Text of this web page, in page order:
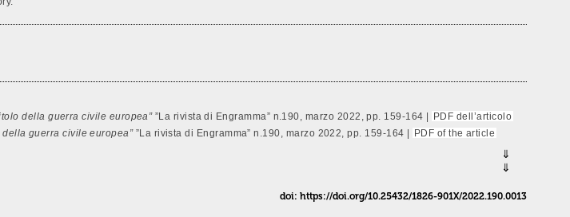
della guerra civile europea” ”La rivista di Engramma” n.190, marzo 2022, pp. 159-164 |
PDF dell’articolo
guerra civile europea” ”La rivista di Engramma” n.190, marzo 2022, pp. 159-164 | PDF of the article
doi: https://doi.org/10.25432/1826-901X/2022.190.0013